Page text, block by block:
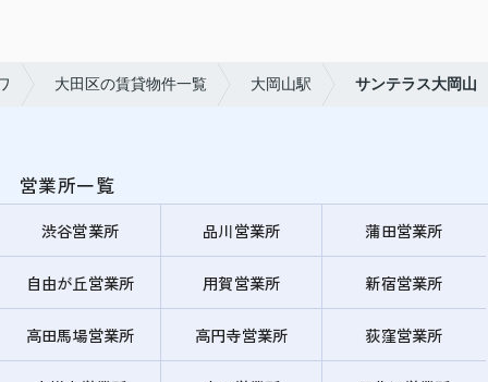
大田区の賃貸物件一覧 大岡山駅 サンテラス大岡山
営業所一覧
渋谷営業所 品川営業所 蒲田営業所
自由が丘営業所 用賀営業所 新宿営業所
高田馬場営業所 高円寺営業所 荻窪営業所